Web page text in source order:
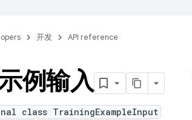
开发 API reference
例输入
class TrainingExampleInput